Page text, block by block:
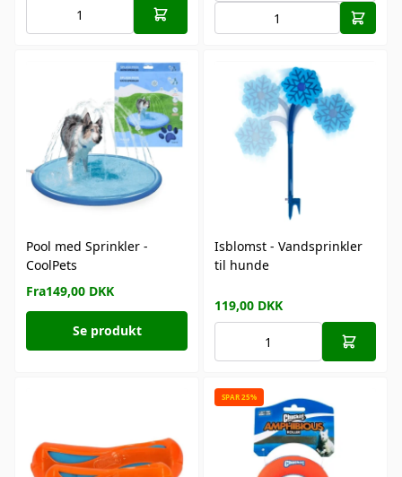
Pool med Sprinkler -
CoolPets
Fra149,00 DKK
Se produkt
Isblomst - Vandsprinkler
til hunde
119,00 DKK
SPAR 25%